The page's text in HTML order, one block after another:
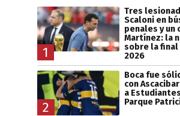
1
Tres
Scaloni en
penales y un
Martínez: la
sobre la final
2026
2
Boca fue
con
a
Parque